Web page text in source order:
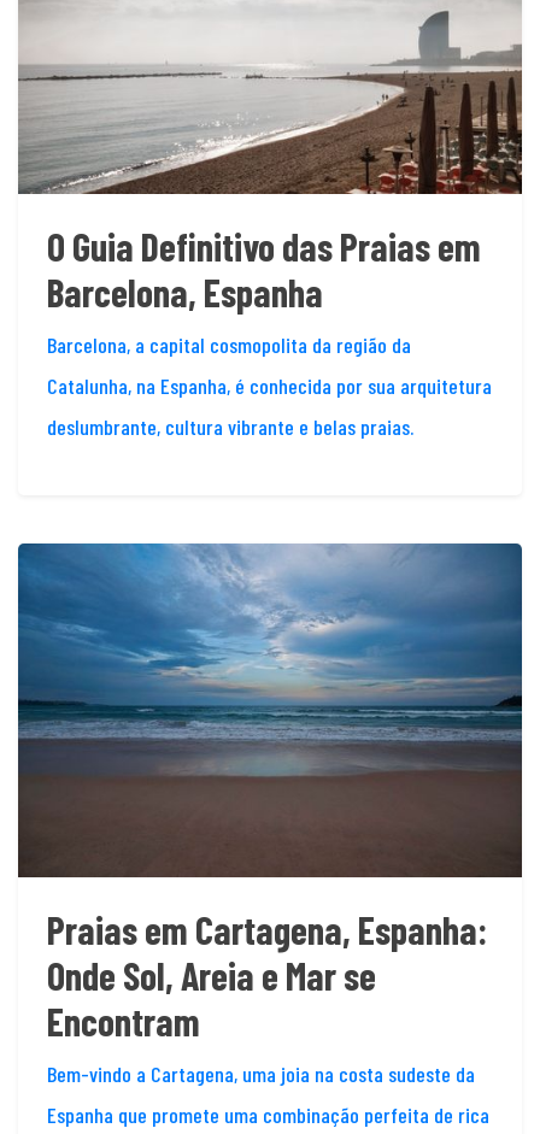
O Guia Definitivo das Praias em
Barcelona, Espanha
Barcelona, a capital cosmopolita da região da
Catalunha, na Espanha, é conhecida por sua arquitetura
deslumbrante, cultura vibrante e belas praias.
Praias em Cartagena, Espanha:
Onde Sol, Areia e Mar se
Encontram
Bem-vindo a Cartagena, uma joia na costa sudeste da
Espanha que promete uma combinação perfeita de rica